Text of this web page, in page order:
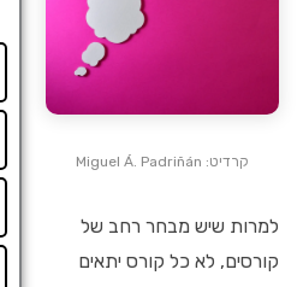
קרדיט: Miguel Á. Padriñán
למרות שיש מבחר רחב של
קורסים, לא כל קורס יתאים